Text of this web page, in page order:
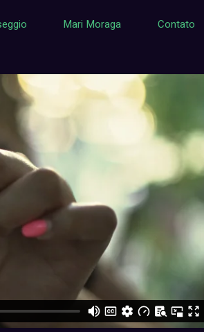
Mari Moraga Contato